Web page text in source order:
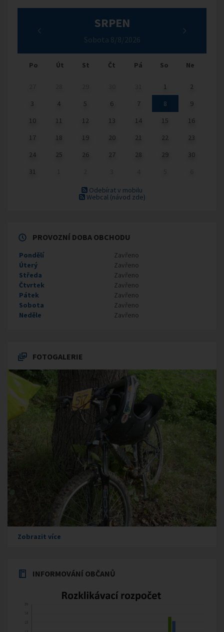
SRPEN
Sobota 8/8/2026
Po Út St Čt Pá So Ne
1
2
3
4 5 6 7 8
9
10
11 12 13 14 15
16
17
18 19 20 21 22
23
24
25 26 27 28 29
30
31
Odebírat v mobilu
Webcal (návod zde)
PROVOZNÍ DOBA OBCHODU
Pondělí
Zavřeno
Úterý
Zavřeno
Středa
Zavřeno
Čtvrtek
Zavřeno
Pátek
Zavřeno
Sobota
Zavřeno
Neděle
Zavřeno
FOTOGALERIE
Zobrazit více
INFORMOVÁNÍ OBČANŮ